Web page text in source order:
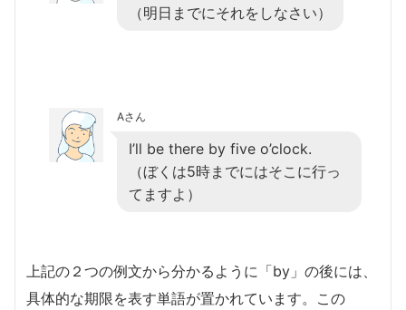
（明日までにそれをしなさい）
Aさん
I’ll be there by five o’clock.
（ぼくは5時までにはそこに行っ
てますよ）
上記の２つの例文から分かるように「by」の後には、
具体的な期限を表す単語が置かれています。この